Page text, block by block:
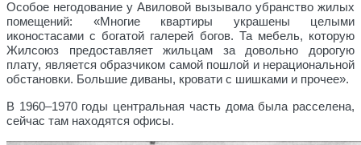
Особое негодование у Авиловой вызывало убранство жилых
помещений: «Многие квартиры украшены целыми
иконостасами с богатой галерей богов. Та мебель, которую
Жилсоюз предоставляет жильцам за довольно дорогую
плату, является образчиком самой пошлой и нерациональной
обстановки. Большие диваны, кровати с шишками и прочее».
В 1960–1970 годы центральная часть дома была расселена,
сейчас там находятся офисы.